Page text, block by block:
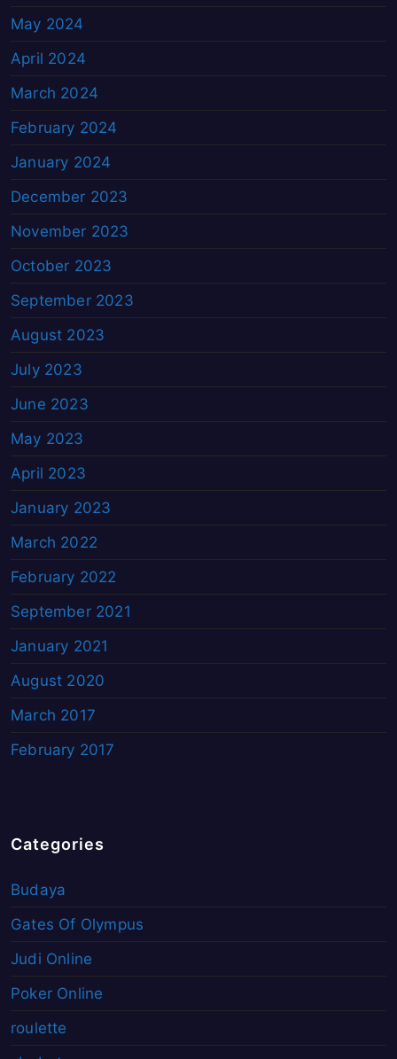
May 2024
April 2024
March 2024
February 2024
January 2024
December 2023
November 2023
October 2023
September 2023
August 2023
July 2023
June 2023
May 2023
April 2023
January 2023
March 2022
February 2022
September 2021
January 2021
August 2020
March 2017
February 2017
Categories
Budaya
Gates Of Olympus
Judi Online
Poker Online
roulette